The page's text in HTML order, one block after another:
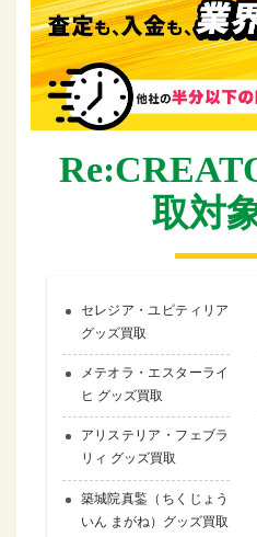
取対
セレジア・ユピティリア
グッズ買取
メテオラ・エスターライ
ヒ グッズ買取
アリステリア・フェブラ
リィ グッズ買取
築城院真鍳（ちくじょう
いん まがね）グッズ買取